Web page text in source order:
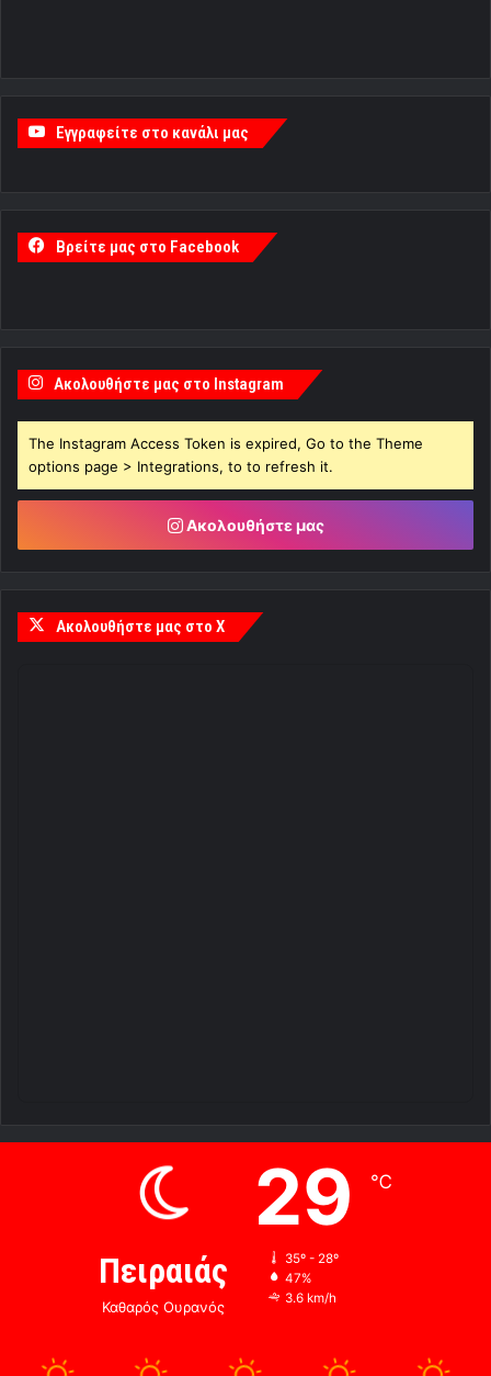
Εγγραφείτε στο κανάλι μας
Βρείτε μας στο Facebook
Ακολουθήστε μας στο Instagram
The Instagram Access Token is expired, Go to the Theme
options page > Integrations, to to refresh it.
Ακολουθήστε μας
Ακολουθήστε μας στο X
Πειραιάς
Καθαρός Ουρανός
29 ℃
35º - 28º
47%
3.6 km/h